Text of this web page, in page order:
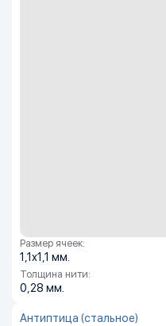
Размер ячеек:
1,1х1,1 мм.
Толщина нити:
0,28 мм.
Антиптица (стальное)